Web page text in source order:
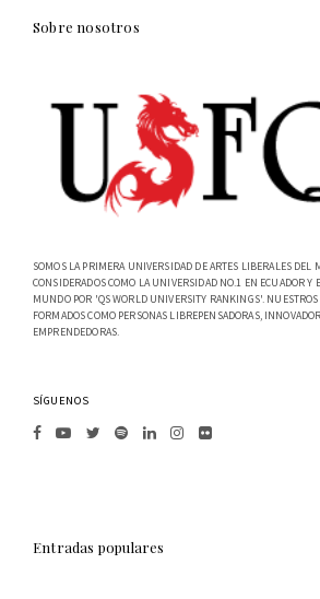
Sobre nosotros
SOMOS LA PRIMERA UNIVERSIDAD DE ARTES LIBERALES DEL
CONSIDERADOS COMO LA UNIVERSIDAD NO.1 EN ECUADOR Y
MUNDO POR 'QS WORLD UNIVERSITY RANKINGS'.
FORMADOS COMO PERSONAS LIBREPENSADORAS,
EMPRENDEDORAS.
SÍGUENOS
Entradas populares